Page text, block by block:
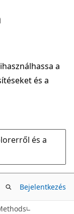
a
és a
és a
Bejelentkezés